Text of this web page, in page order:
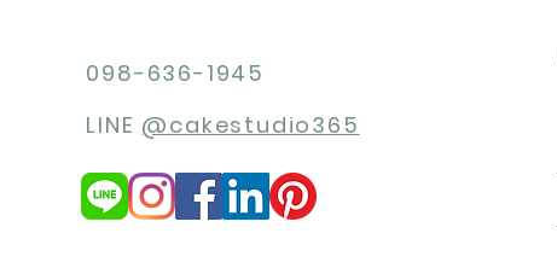
098-636-1945
LINE @cakestudio365